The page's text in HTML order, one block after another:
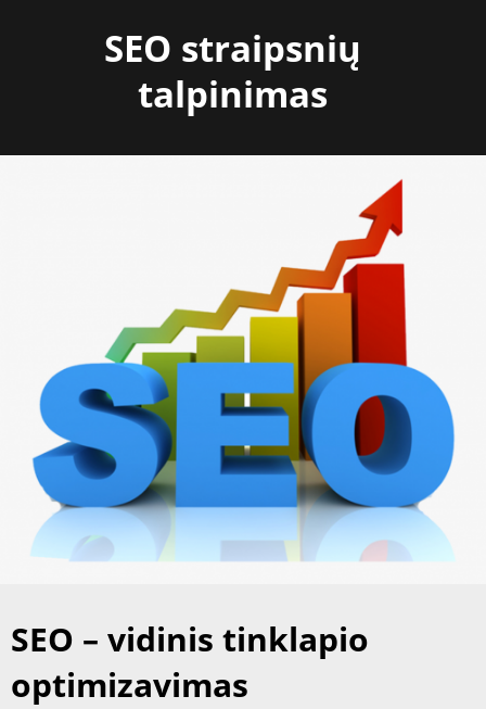
SEO straipsnių
talpinimas
SEO – vidinis tinklapio
optimizavimas